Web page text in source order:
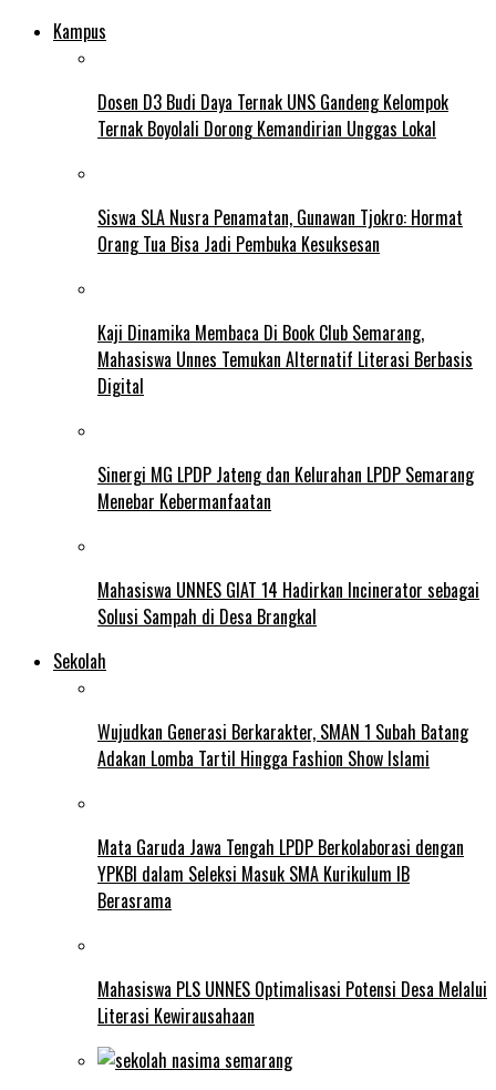
Kampus
Dosen D3 Budi Daya Ternak UNS Gandeng Kelompok
Ternak Boyolali Dorong Kemandirian Unggas Lokal
Siswa SLA Nusra Penamatan, Gunawan Tjokro: Hormat
Orang Tua Bisa Jadi Pembuka Kesuksesan
Kaji Dinamika Membaca Di Book Club Semarang,
Mahasiswa Unnes Temukan Alternatif Literasi Berbasis
Digital
Sinergi MG LPDP Jateng dan Kelurahan LPDP Semarang
Menebar Kebermanfaatan
Mahasiswa UNNES GIAT 14 Hadirkan Incinerator sebagai
Solusi Sampah di Desa Brangkal
Sekolah
Wujudkan Generasi Berkarakter, SMAN 1 Subah Batang
Adakan Lomba Tartil Hingga Fashion Show Islami
Mata Garuda Jawa Tengah LPDP Berkolaborasi dengan
YPKBI dalam Seleksi Masuk SMA Kurikulum IB
Berasrama
Mahasiswa PLS UNNES Optimalisasi Potensi Desa Melalui
Literasi Kewirausahaan